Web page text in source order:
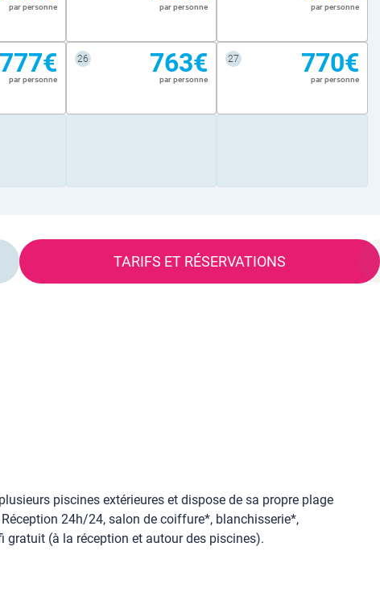
par personne par personne par personne
777€
par personne
26 763€
par personne
27 770€
par personne
TARIFS ET RÉSERVATIONS
piscines extérieures et dispose de sa propre plage
24h/24, salon de coiffure*, blanchisserie*,
(à la réception et autour des piscines).